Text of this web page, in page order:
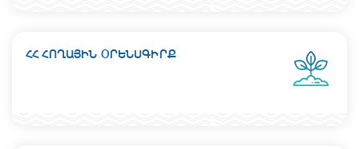
ՀՀ ՀՈՂԱՅԻՆ ՕՐԵՆՍԳԻՐՔ